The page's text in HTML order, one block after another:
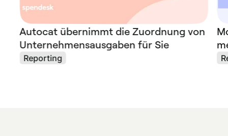
Autocat übernimmt die Zuordnung von
Unternehmensausgaben für Sie
Reporting